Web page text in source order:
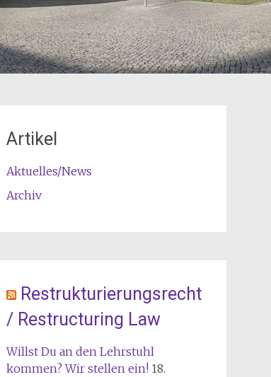
Artikel
Aktuelles/News
Archiv
Restrukturierungsrecht
/ Restructuring Law
Willst Du an den Lehrstuhl
kommen? Wir stellen ein! 18.